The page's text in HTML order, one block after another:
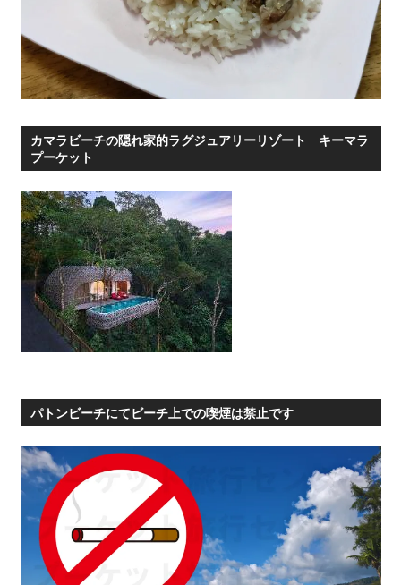
カマラビーチの隠れ家的ラグジュアリーリゾート キーマラ
プーケット
パトンビーチにてビーチ上での喫煙は禁止です